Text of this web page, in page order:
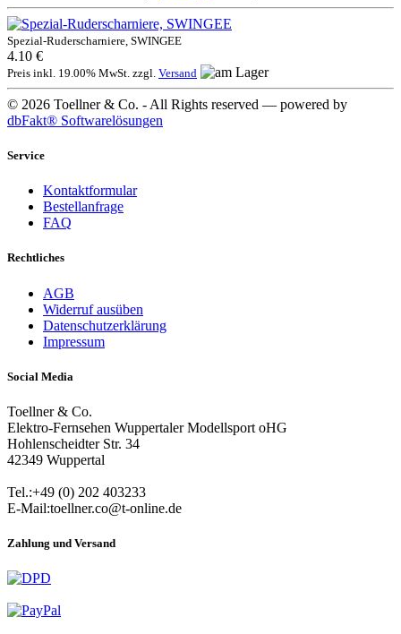
Spezial-Ruderscharniere, SWINGEE
4.10 €
Preis inkl. 19.00% MwSt. zzgl. Versand
© 2026 Toellner & Co. - All Rights reserved — powered by
dbFakt® Softwarelösungen
Service
Kontaktformular
Bestellanfrage
FAQ
Rechtliches
AGB
Widerruf ausüben
Datenschutzerklärung
Impressum
Social Media
Toellner & Co.
Elektro-Fernsehen Wuppertaler Modellsport oHG
Hohlenscheidter Str. 34
42349 Wuppertal
Tel.:+49 (0) 202 403233
E-Mail:toellner.co@t-online.de
Zahlung und Versand